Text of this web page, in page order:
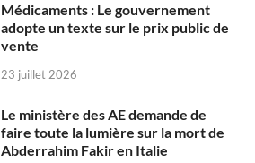
Médicaments : Le gouvernement
adopte un texte sur le prix public de
vente
23 juillet 2026
Le ministère des AE demande de
faire toute la lumière sur la mort de
Abderrahim Fakir en Italie